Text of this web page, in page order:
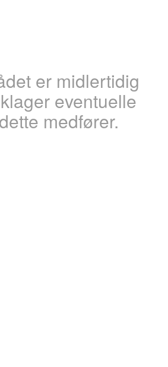
er midlertidig
eventuelle
medfører.